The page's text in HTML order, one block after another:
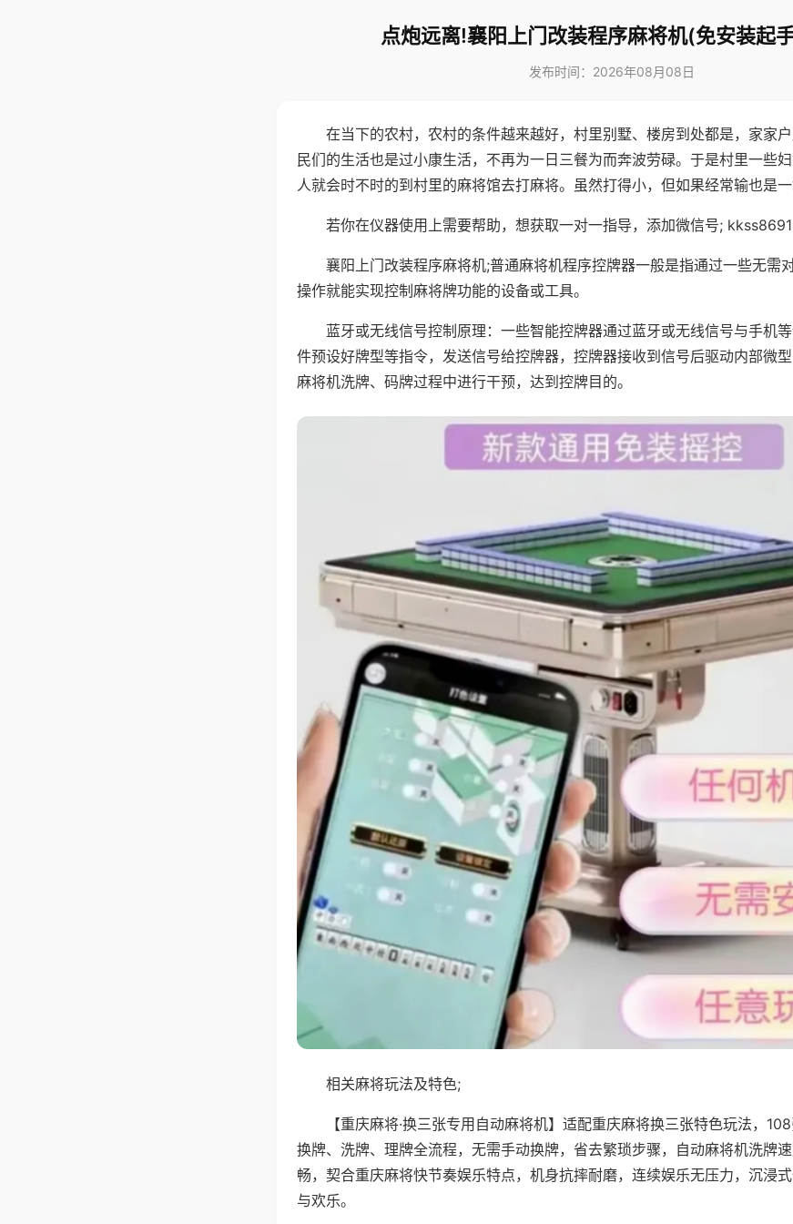
点炮远离!襄阳上门改装程序麻将机(免安装起
发布时间：2026年08月08日
在当下的农村，农村的条件越来越好，村里别墅、楼房到处都是，家家
民们的生活也是过小康生活，不再为一日三餐为而奔波劳碌。于是村里一些
人就会时不时的到村里的麻将馆去打麻将。虽然打得小，但如果经常输也是一
若你在仪器使用上需要帮助，想获取一对一指导，添加微信号; kkss8691
襄阳上门改装程序麻将机;普通麻将机程序控牌器一般是指通过一些无需
操作就能实现控制麻将牌功能的设备或工具。
蓝牙或无线信号控制原理：一些智能控牌器通过蓝牙或无线信号与手机
件预设好牌型等指令，发送信号给控牌器，控牌器接收到信号后驱动内部微
麻将机洗牌、码牌过程中进行干预，达到控牌目的。
相关麻将玩法及特色;
【重庆麻将·换三张专用自动麻将机】适配重庆麻将换三张特色玩法，
换牌、洗牌、理牌全流程，无需手动换牌，省去繁琐步骤，自动麻将机洗牌
畅，契合重庆麻将快节奏娱乐特点，机身抗摔耐磨，连续娱乐无压力，沉浸
与欢乐。